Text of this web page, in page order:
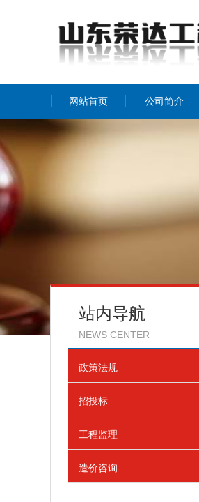
网站首页 公司简介
站内导航
NEWS CENTER
政策法规
招投标
工程监理
造价咨询